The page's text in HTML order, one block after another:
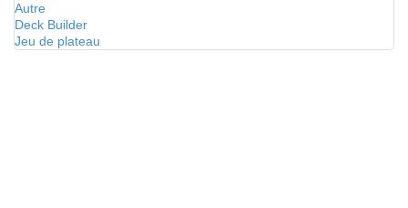
Autre
Deck Builder
Jeu de plateau